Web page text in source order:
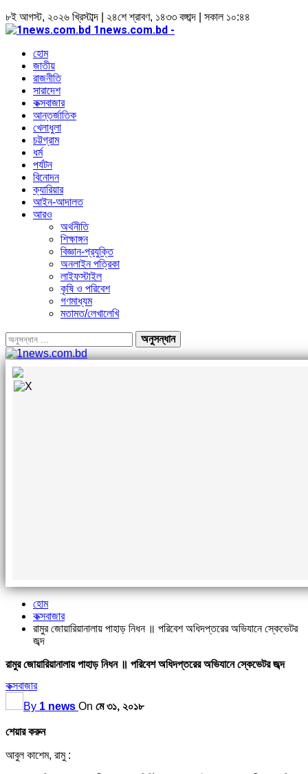
৮ই আগস্ট, ২০২৬ খ্রিস্টাব্দ | ২৪শে শ্রাবণ, ১৪৩৩ বঙ্গাব্দ | সকাল ১০:৪৪
1news.com.bd -
হোম
জাতীয়
রাজনীতি
সারাদেশ
কক্সবাজার
আন্তর্জাতিক
খেলাধুলা
চট্টগ্রাম
ধর্ম
পর্যটন
বিনোদন
ক্যারিয়ার
আইন-আদালত
আরও
অর্থনীতি
শিক্ষাঙ্গন
বিজ্ঞান-প্রযুক্তি
অনলাইন পত্রিকা
লাইফস্টাইল
কৃষি ও পরিবেশ
গণমাধ্যম
মতামত/লেখালেখি
হোম
কক্সবাজার
রামুর জোয়ারিয়ানালায় পাহাড় নিধন ॥ পরিবেশ অধিদপ্তরের অভিযানে স্কেভেটর
জব্দ
রামুর জোয়ারিয়ানালায় পাহাড় নিধন ॥ পরিবেশ অধিদপ্তরের অভিযানে স্কেভেটর জব্দ
কক্সবাজার
By 1 news On মে ৩১, ২০১৮
শেয়ার করুন
আবুল কাশেম, রামু :